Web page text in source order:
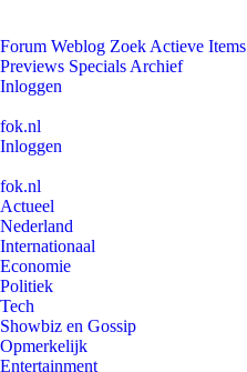
Forum Weblog Zoek Actieve Items
Previews Specials Archief
Inloggen
fok.nl
Inloggen
fok.nl
Actueel
Nederland
Internationaal
Economie
Politiek
Tech
Showbiz en Gossip
Opmerkelijk
Entertainment